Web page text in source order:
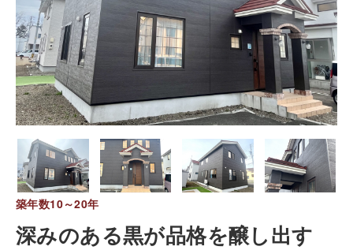
築年数10～20年
深みのある黒が品格を醸し出す